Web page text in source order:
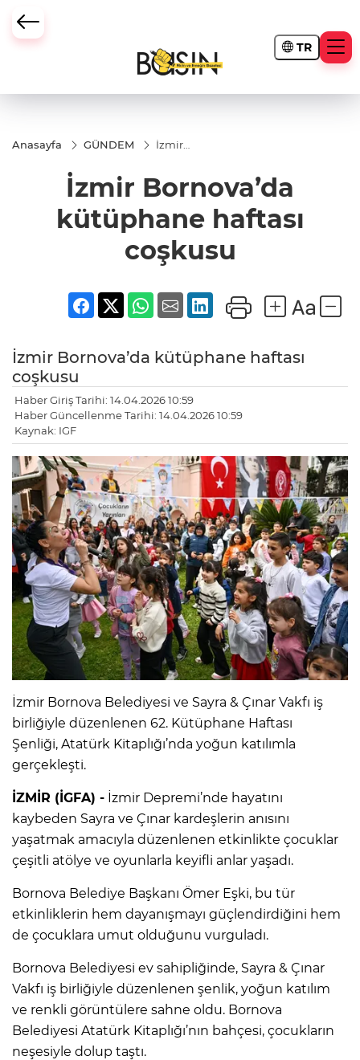
TR
Anasayfa GÜNDEM
İzmir
haftası
coşkusu
İzmir Bornova’da
kütüphane haftası
coşkusu
İzmir Bornova’da kütüphane haftası
coşkusu
Haber Giriş Tarihi: 14.04.2026 10:59
Haber Güncellenme Tarihi: 14.04.2026 10:59
Kaynak: IGF
İzmir Bornova Belediyesi ve Sayra & Çınar Vakfı iş
birliğiyle düzenlenen 62. Kütüphane Haftası
Şenliği, Atatürk Kitaplığı’nda yoğun katılımla
gerçekleşti.
İZMİR (İGFA) - İzmir Depremi’nde hayatını
kaybeden Sayra ve Çınar kardeşlerin anısını
yaşatmak amacıyla düzenlenen etkinlikte çocuklar
çeşitli atölye ve oyunlarla keyifli anlar yaşadı.
Bornova Belediye Başkanı Ömer Eşki, bu tür
etkinliklerin hem dayanışmayı güçlendirdiğini hem
de çocuklara umut olduğunu vurguladı.
Bornova Belediyesi ev sahipliğinde, Sayra & Çınar
Vakfı iş birliğiyle düzenlenen şenlik, yoğun katılım
ve renkli görüntülere sahne oldu. Bornova
Belediyesi Atatürk Kitaplığı’nın bahçesi, çocukların
neşesiyle dolup taştı.